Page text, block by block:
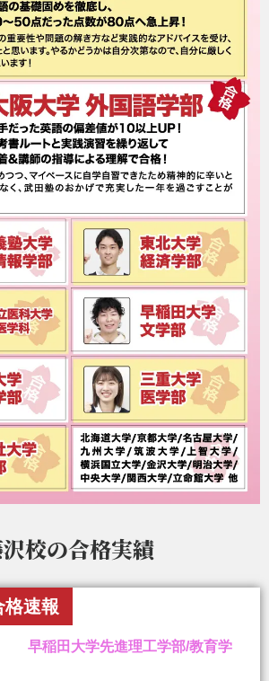
校の合格実績
格速報
早稲田大学先進理工学部/教育学